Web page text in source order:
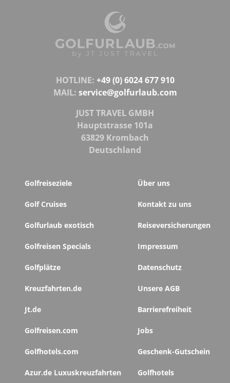
HOTLINE: +49 (0) 6024 677 910
MAIL: service@golfurlaub.com
JUST TRAVEL GMBH
Hauptstrasse 101a
63829 Krombach
Deutschland
Golfreiseziele
Golf Cruises
Golfurlaub exotisch
Golfreisen Specials
Golfplätze
Kreuzfahrten.de
Jt.de
Golfreisen.com
Golfhotels.com
Azur.de Luxuskreuzfahrten
Über uns
Kontakt zu uns
Reiseversicherungen
Impressum
Datenschutz
Unsere AGB
Barrierefreiheit
Jobs
Geschenk-Gutschein
Golfhotels